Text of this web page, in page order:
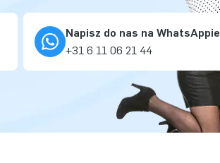
Napisz do nas na WhatsAppie
+31 6 11 06 21 44